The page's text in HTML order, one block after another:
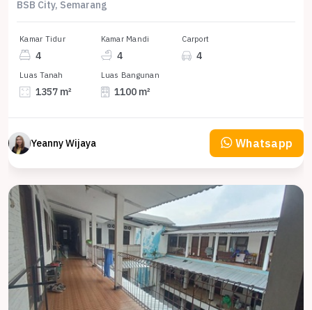
BSB City, Semarang
Kamar Tidur
4
Kamar Mandi
4
Carport
4
Luas Tanah
1357 m²
Luas Bangunan
1100 m²
Yeanny Wijaya Whatsapp